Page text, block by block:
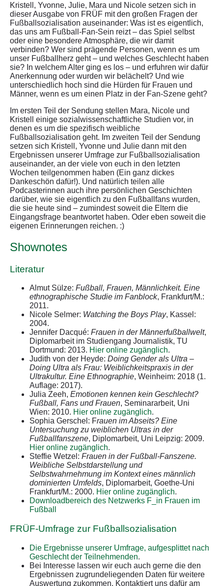
Kristell, Yvonne, Julie, Mara und Nicole setzen sich in
dieser Ausgabe von FRÜF mit den großen Fragen der
Fußballsozialisation auseinander: Was ist es eigentlich,
das uns am Fußball-Fan-Sein reizt – das Spiel selbst
oder eine besondere Atmosphäre, die wir damit
verbinden? Wer sind prägende Personen, wenn es um
unser Fußballherz geht – und welches Geschlecht haben
sie? In welchem Alter ging es los – und erfuhren wir dafür
Anerkennung oder wurden wir belächelt? Und wie
unterschiedlich hoch sind die Hürden für Frauen und
Männer, wenn es um einen Platz in der Fan-Szene geht?
Im ersten Teil der Sendung stellen Mara, Nicole und
Kristell einige sozialwissenschaftliche Studien vor, in
denen es um die spezifisch weibliche
Fußballsozialisation geht. Im zweiten Teil der Sendung
setzen sich Kristell, Yvonne und Julie dann mit den
Ergebnissen unserer Umfrage zur Fußballsozialisation
auseinander, an der viele von euch in den letzten
Wochen teilgenommen haben (Ein ganz dickes
Dankeschön dafür!). Und natürlich teilen alle
Podcasterinnen auch ihre persönlichen Geschichten
darüber, wie sie eigentlich zu den Fußballfans wurden,
die sie heute sind – zumindest soweit die Eltern die
Eingangsfrage beantwortet haben. Oder eben soweit die
eigenen Erinnerungen reichen. :)
Shownotes
Literatur
Almut Sülze: Fußball, Frauen, Männlichkeit. Eine
ethnographische Studie im Fanblock, Frankfurt/M.:
2011.
Nicole Selmer: Watching the Boys Play, Kassel:
2004.
Jennifer Dacqué: Frauen in der Männerfußballwelt,
Diplomarbeit im Studiengang Journalistik, TU
Dortmund: 2013. Hier online zugänglich.
Judith von der Heyde: Doing Gender als Ultra –
Doing Ultra als Frau: Weiblichkeitspraxis in der
Ultrakultur. Eine Ethnographie, Weinheim: 2018 (1.
Auflage: 2017).
Julia Zeeh, Emotionen kennen kein Geschlecht?
Fußball, Fans und Frauen, Seminararbeit, Uni
Wien: 2010. Hier online zugänglich.
Sophia Gerschel: Frauen im Abseits? Eine
Untersuchung zu weiblichen Ultras in der
Fußballfanszene, Diplomarbeit, Uni Leipzig: 2009.
Hier online zugänglich.
Steffie Wetzel: Frauen in der Fußball-Fanszene.
Weibliche Selbstdarstellung und
Selbstwahrnehmung im Kontext eines männlich
dominierten Umfelds, Diplomarbeit, Goethe-Uni
Frankfurt/M.: 2000. Hier online zugänglich.
Downloadbereich des Netzwerks F_in Frauen im
Fußball
FRÜF-Umfrage zur Fußballsozialisation
Die Ergebnisse unserer Umfrage, aufgesplittet nach
Geschlecht der Teilnehmenden.
Bei Interesse lassen wir euch auch gerne die den
Ergebnissen zugrundeliegenden Daten für weitere
Auswertung zukommen. Kontaktiert uns dafür am